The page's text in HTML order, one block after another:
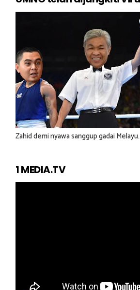
Zahid demi nyawa sanggup gadai Melayu..
1 MEDIA.TV